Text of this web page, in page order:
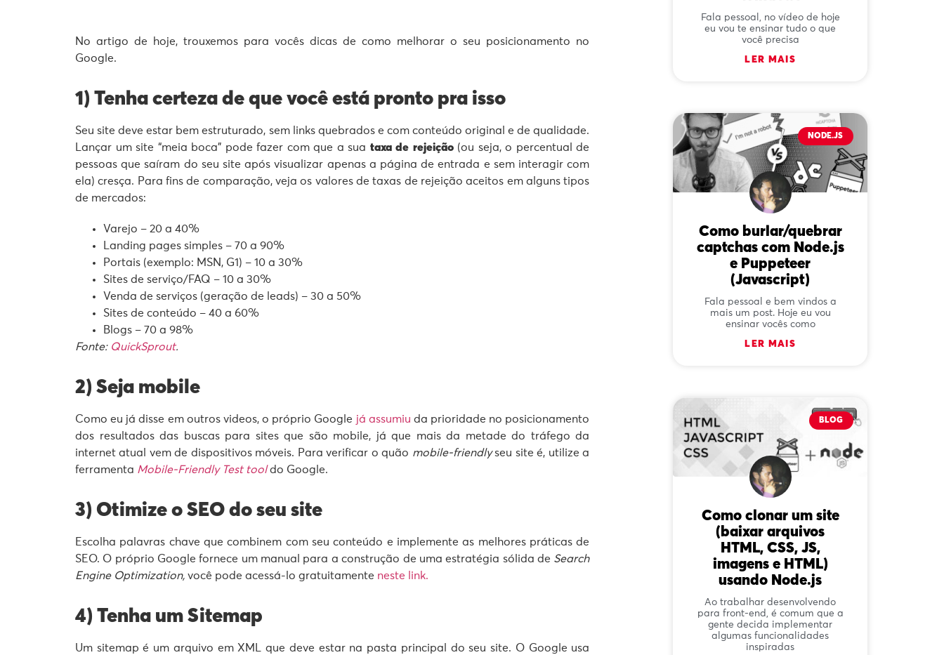
No artigo de hoje, trouxemos para vocês dicas de como melhorar o seu posicionamento no
Google.
1) Tenha certeza de que você está pronto pra isso
Seu site deve estar bem estruturado, sem links quebrados e com conteúdo original e de qualidade.
Lançar um site “meia boca” pode fazer com que a sua taxa de rejeição(ou seja, o percentual de
pessoas que saíram do seu site após visualizar apenas a página de entrada e sem interagir com
ela) cresça. Para fins de comparação, veja os valores de taxas de rejeição aceitos em alguns tipos
de mercados:
Varejo – 20 a 40%
Landing pages simples – 70 a 90%
Portais (exemplo: MSN, G1) – 10 a 30%
Sites de serviço/FAQ – 10 a 30%
Venda de serviços (geração de leads) – 30 a 50%
Sites de conteúdo – 40 a 60%
Blogs – 70 a 98%
Fonte: QuickSprout.
2) Seja mobile
Como eu já disse em outros videos, o próprio Google já assumiu da prioridade no posicionamento
dos resultados das buscas para sites que são mobile, já que mais da metade do tráfego da
internet atual vem de dispositivos móveis. Para verificar o quão mobile-friendlyseu site é, utilize a
ferramenta Mobile-Friendly Test tooldo Google.
3) Otimize o SEO do seu site
Escolha palavras chave que combinem com seu conteúdo e implemente as melhores práticas de
SEO. O próprio Google fornece um manual para a construção de uma estratégia sólida de Search
Engine Optimization, você pode acessá-lo gratuitamente neste link.
4) Tenha um Sitemap
Um sitemap é um arquivo em XML que deve estar na pasta principal do seu site. O Google usa
Fala pessoal, no vídeo de hoje
eu vou te ensinar tudo o que
você precisa
LER MAIS
NODE.JS
Como burlar/quebrar
captchas com Node.js
e Puppeteer
(Javascript)
Fala pessoal e bem vindos a
mais um post. Hoje eu vou
ensinar vocês como
LER MAIS
BLOG
Como clonar um site
(baixar arquivos
HTML, CSS, JS,
imagens e HTML)
usando Node.js
Ao trabalhar desenvolvendo
para front-end, é comum que a
gente decida implementar
algumas funcionalidades
inspiradas